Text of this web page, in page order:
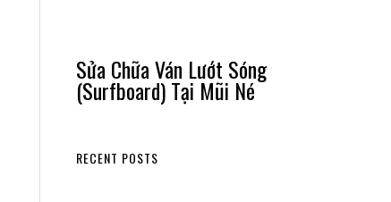
Sửa Chữa Ván Lướt Sóng
(Surfboard) Tại Mũi Né
RECENT POSTS